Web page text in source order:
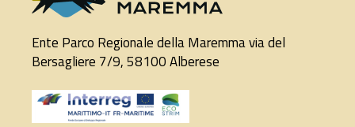
Ente Parco Regionale della Maremma via del
Bersagliere 7/9, 58100 Alberese